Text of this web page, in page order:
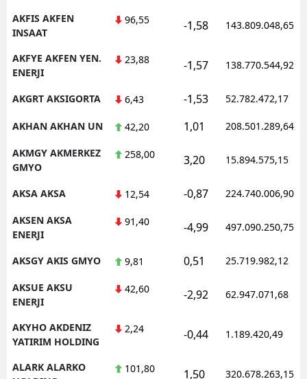
AKFIS AKFEN
INSAAT
96,55 -1,58 143.809.048,65
AKFYE AKFEN YEN.
ENERJI
23,88 -1,57 138.770.544,92
AKGRT AKSIGORTA 6,43 -1,53 52.782.472,17
AKHAN AKHAN UN 42,20 1,01 208.501.289,64
AKMGY AKMERKEZ
GMYO
258,00 3,20 15.894.575,15
AKSA AKSA 12,54 -0,87 224.740.006,90
AKSEN AKSA
ENERJI
91,40 -4,99 497.090.250,75
AKSGY AKIS GMYO 9,81 0,51 25.719.982,12
AKSUE AKSU
ENERJI
42,60 -2,92 62.947.071,68
AKYHO AKDENIZ
YATIRIM HOLDING
2,24 -0,44 1.189.420,49
ALARK ALARKO
101,80 1,50 320.678.263,15